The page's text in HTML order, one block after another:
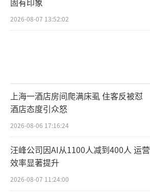
2026-08-07 13:52:02
上海一酒店房间爬满床虱 住客反被怼
酒店态度引众怒
2026-08-06 17:16:24
汪峰公司因AI从1100人减到400人 运营
效率显著提升
2026-08-07 11:24:00